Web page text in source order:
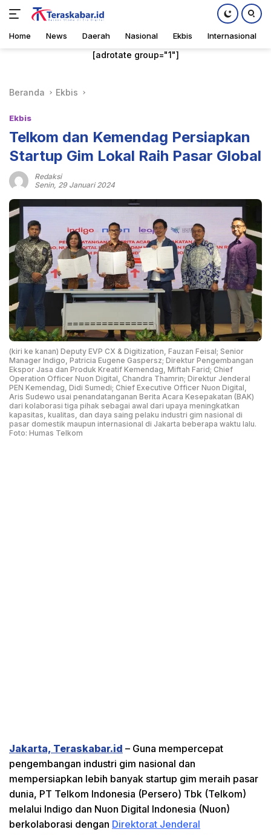
Home News Daerah Nasional Ekbis Internasional
[adrotate group="1"]
Beranda Ekbis
Ekbis
Telkom dan Kemendag Persiapkan
Startup Gim Lokal Raih Pasar Global
Redaksi
Senin, 29 Januari 2024
(kiri ke kanan) Deputy EVP CX & Digitization, Fauzan Feisal; Senior
Manager Indigo, Patricia Eugene Gaspersz; Direktur Pengembangan
Ekspor Jasa dan Produk Kreatif Kemendag, Miftah Farid; Chief
Operation Officer Nuon Digital, Chandra Thamrin; Direktur Jenderal
PEN Kemendag, Didi Sumedi; Chief Executive Officer Nuon Digital,
Aris Sudewo usai penandatanganan Berita Acara Kesepakatan (BAK)
dari kolaborasi tiga pihak sebagai awal dari upaya meningkatkan
kapasitas, kualitas, dan daya saing pelaku industri gim nasional di
pasar domestik maupun internasional di Jakarta beberapa waktu lalu.
Foto: Humas Telkom
Jakarta, Teraskabar.id – Guna mempercepat
pengembangan industri gim nasional dan
mempersiapkan lebih banyak startup gim meraih pasar
dunia, PT Telkom Indonesia (Persero) Tbk (Telkom)
melalui Indigo dan Nuon Digital Indonesia (Nuon)
berkolaborasi dengan Direktorat Jenderal